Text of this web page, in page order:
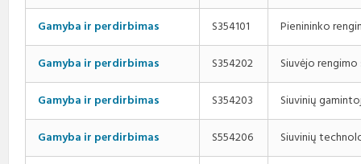
Gamyba ir perdirbimas S354101 Pienininko
Gamyba ir perdirbimas S354202 Siuvėjo
Gamyba ir perdirbimas S354203 Siuvinių
Gamyba ir perdirbimas S554206 Siuvinių